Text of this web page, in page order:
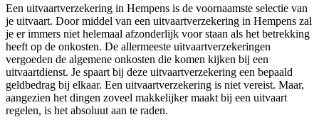
Een uitvaartverzekering in Hempens is de voornaamste selectie van
je uitvaart. Door middel van een uitvaartverzekering in Hempens zal
je er immers niet helemaal afzonderlijk voor staan als het betrekking
heeft op de onkosten. De allermeeste uitvaartverzekeringen
vergoeden de algemene onkosten die komen kijken bij een
uitvaartdienst. Je spaart bij deze uitvaartverzekering een bepaald
geldbedrag bij elkaar. Een uitvaartverzekering is niet vereist. Maar,
aangezien het dingen zoveel makkelijker maakt bij een uitvaart
regelen, is het absoluut aan te raden.